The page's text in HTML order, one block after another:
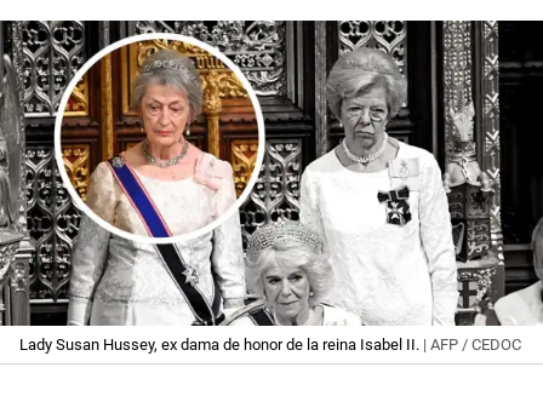
Lady Susan Hussey, ex dama de honor de la reina Isabel II. | AFP / CEDOC